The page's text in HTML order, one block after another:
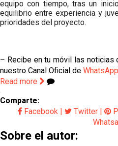
equipo con tiempo, tras un
equilibrio entre experiencia y
prioridades del proyecto.
– Recibe en tu móvil las
nuestro Canal Oficial de WhatsApp
Read more
Comparte:
Facebook | Twitter |
Sobre el autor: